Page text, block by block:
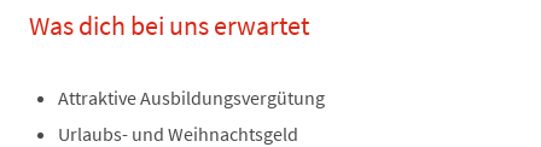
Was dich bei uns erwartet
Attraktive Ausbildungsvergütung
Urlaubs- und Weihnachtsgeld